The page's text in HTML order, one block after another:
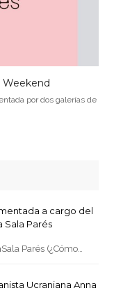
Weekend
por dos galerías de
a cargo del
Sala Parés
Parés (¿Cómo…
Ucraniana Anna